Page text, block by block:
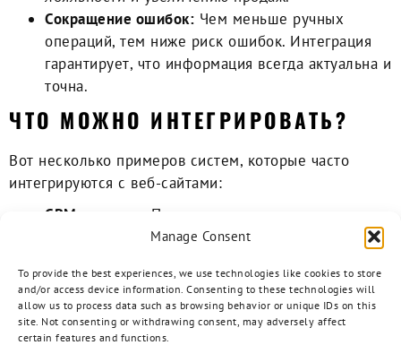
Manage Consent
To provide the best experiences, we use technologies like cookies to store
and/or access device information. Consenting to these technologies will
allow us to process data such as browsing behavior or unique IDs on this
site. Not consenting or withdrawing consent, may adversely affect
certain features and functions.
Сокращение ошибок: Чем меньше ручных
операций, тем ниже риск ошибок. Интеграция
гарантирует, что информация всегда актуальна и
точна.
ЧТО МОЖНО ИНТЕГРИРОВАТЬ?
Вот несколько примеров систем, которые часто
интегрируются с веб-сайтами:
CRM-системы:
Позволяют управлять
взаимодействием с клиентами и отслеживать
HubSpot или Bitrix24.
Платежные системы:Безопасная обработка
платежей необходима для любого интернет-